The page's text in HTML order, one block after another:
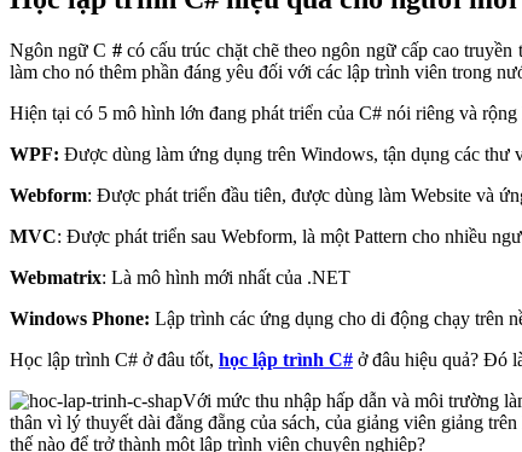
Ngôn ngữ C #có cấu trúc chặt chẽ theo ngôn ngữ cấp cao
làm cho nó thêm phần đáng yêu đối với các lập trình viên trong
Hiện tại có 5 mô hình lớn đang phát triển của C# nói riêng và
WPF: Được dùng làm ứng dụng trên Windows, tận dụng các thư
Webform: Được phát triển đầu tiên, được dùng làm Website và
MVC: Được phát triển sau Webform, là một Pattern cho nhiều
Webmatrix: Là mô hình mới nhất của .NET
Windows Phone: Lập trình các ứng dụng cho di động chạy trên
Học lập trình C# ở đâu tốt, học lập trình C# ở đâu hiệu quả? Đó
Với mức thu nhập hấp dẫn và môi trường
thân vì lý thuyết dài đằng đẵng của sách, của giảng viên giảng
thế nào để trở thành một lập trình viên chuyên nghiệp?